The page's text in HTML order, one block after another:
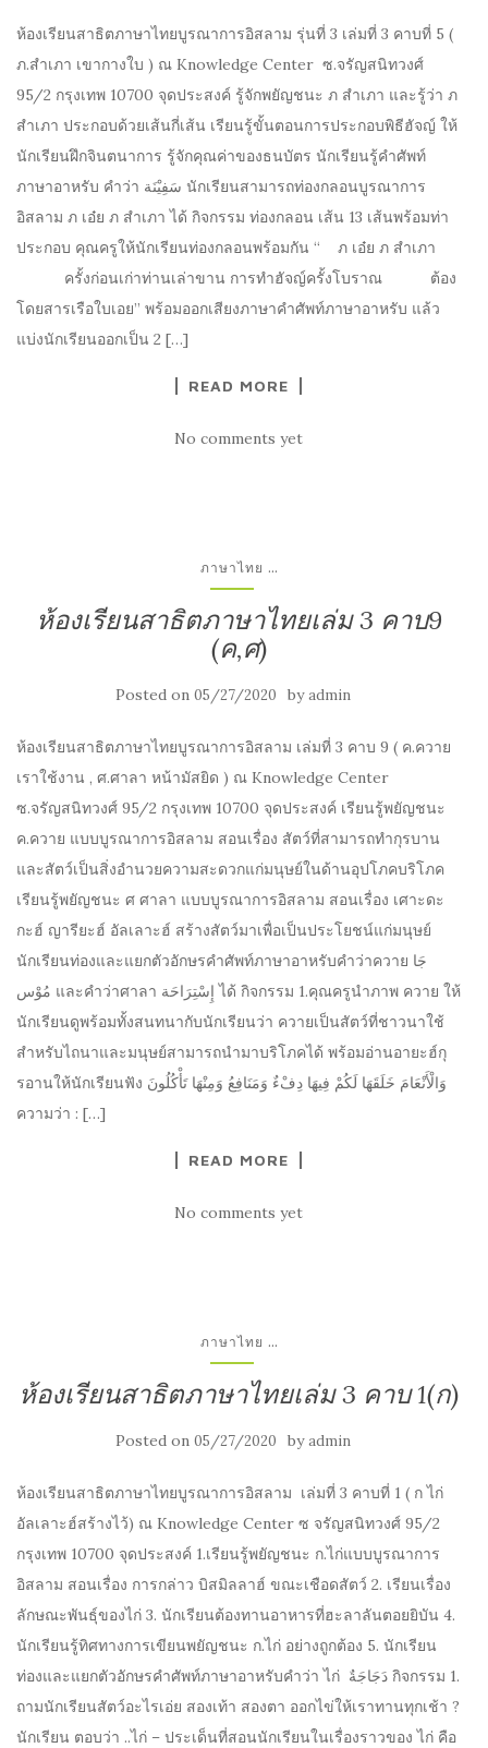
ห้องเรียนสาธิตภาษาไทยบูรณาการอิสลาม รุ่นที่ 3 เล่มที่ 3 คาบที่ 5 (
ภ.สำเภา เขากางใบ ) ณ Knowledge Center ซ.จรัญสนิทวงศ์
95/2 กรุงเทพ 10700 จุดประสงค์ รู้จักพยัญชนะ ภ สำเภา และรู้ว่า ภ
สำเภา ประกอบด้วยเส้นกี่เส้น เรียนรู้ขั้นตอนการประกอบพิธีฮัจญ์ ให้
นักเรียนฝึกจินตนาการ รู้จักคุณค่าของธนบัตร นักเรียนรู้คำศัพท์
ภาษาอาหรับ คำว่า سَفِيْنَة นักเรียนสามารถท่องกลอนบูรณาการ
อิสลาม ภ เอ๋ย ภ สำเภา ได้ กิจกรรม ท่องกลอน เส้น 13 เส้นพร้อมท่า
ประกอบ คุณครูให้นักเรียนท่องกลอนพร้อมกัน “ ภ เอ๋ย ภ สำเภา
ครั้งก่อนเก่าท่านเล่าขาน การทำฮัจญ์ครั้งโบราณ ต้อง
โดยสารเรือใบเอย” พร้อมออกเสียงภาษาคำศัพท์ภาษาอาหรับ แล้ว
แบ่งนักเรียนออกเป็น 2 […]
READ MORE
No comments yet
ภาษาไทย ...
ห้องเรียนสาธิตภาษาไทยเล่ม 3 คาบ9
(ค,ศ)
Posted on 05/27/2020 byadmin
ห้องเรียนสาธิตภาษาไทยบูรณาการอิสลาม เล่มที่ 3 คาบ 9 ( ค.ควาย
เราใช้งาน , ศ.ศาลา หน้ามัสยิด ) ณ Knowledge Center
ซ.จรัญสนิทวงศ์ 95/2 กรุงเทพ 10700 จุดประสงค์ เรียนรู้พยัญชนะ
ค.ควาย แบบบูรณาการอิสลาม สอนเรื่อง สัตว์ที่สามารถทำกุรบาน
และสัตว์เป็นสิ่งอำนวยความสะดวกแก่มนุษย์ในด้านอุปโภคบริโภค
เรียนรู้พยัญชนะ ศ ศาลา แบบบูรณาการอิสลาม สอนเรื่อง เศาะดะ
กะฮ์ ญารียะฮ์ อัลเลาะฮ์ สร้างสัตว์มาเพื่อเป็นประโยชน์แก่มนุษย์
นักเรียนท่องและแยกตัวอักษรคำศัพท์ภาษาอาหรับคำว่าควาย جَا
مُوْس และคำว่าศาลา إِسْتِرَاحَة ได้ กิจกรรม 1.คุณครูนำภาพ ควาย ให้
นักเรียนดูพร้อมทั้งสนทนากับนักเรียนว่า ควายเป็นสัตว์ที่ชาวนาใช้
สำหรับไถนาและมนุษย์สามารถนำมาบริโภคได้ พร้อมอ่านอายะฮ์กุ
รอานให้นักเรียนฟัง وَالْأَنْعَامَ خَلَقَهَا لَكُمْ فِيهَا دِفْءٌ وَمَنَافِعُ وَمِنْهَا تَأْكُلُونَ
ความว่า : […]
READ MORE
No comments yet
ภาษาไทย ...
ห้องเรียนสาธิตภาษาไทยเล่ม 3 คาบ 1(ก)
Posted on 05/27/2020 byadmin
ห้องเรียนสาธิตภาษาไทยบูรณาการอิสลาม เล่มที่ 3 คาบที่ 1 ( ก ไก่
อัลเลาะฮ์สร้างไว้) ณ Knowledge Center ซ จรัญสนิทวงศ์ 95/2
กรุงเทพ 10700 จุดประสงค์ 1.เรียนรู้พยัญชนะ ก.ไก่แบบบูรณาการ
อิสลาม สอนเรื่อง การกล่าว บิสมิลลาฮ์ ขณะเชือดสัตว์ 2. เรียนเรื่อง
ลักษณะพันธุ์ของไก่ 3. นักเรียนต้องทานอาหารที่ฮะลาลันตอยยิบัน 4.
นักเรียนรู้ทิศทางการเขียนพยัญชนะ ก.ไก่ อย่างถูกต้อง 5. นักเรียน
ท่องและแยกตัวอักษรคำศัพท์ภาษาอาหรับคำว่า ไก่ دَجَاجَةٌ กิจกรรม 1.
ถามนักเรียนสัตว์อะไรเอ่ย สองเท้า สองตา ออกไข่ให้เราทานทุกเช้า ?
นักเรียน ตอบว่า ..ไก่ – ประเด็นที่สอนนักเรียนในเรื่องราวของ ไก่ คือ